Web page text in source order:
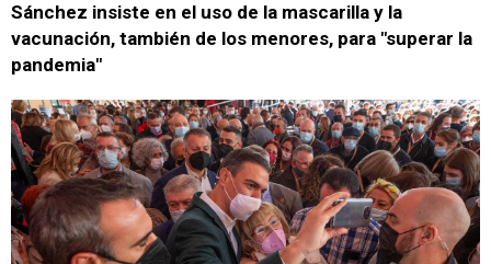
Sánchez insiste en el uso de la mascarilla y la
vacunación, también de los menores, para "superar la
pandemia"